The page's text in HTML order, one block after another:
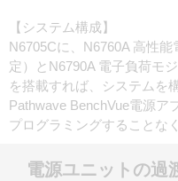
【システム構成】
N6705Cに、N6760A 高性
定）とN6790A 電子負荷モ
を搭載すれば、システムを
Pathwave BenchVue電源ア
プログラミングすることな
電源ユニットの過